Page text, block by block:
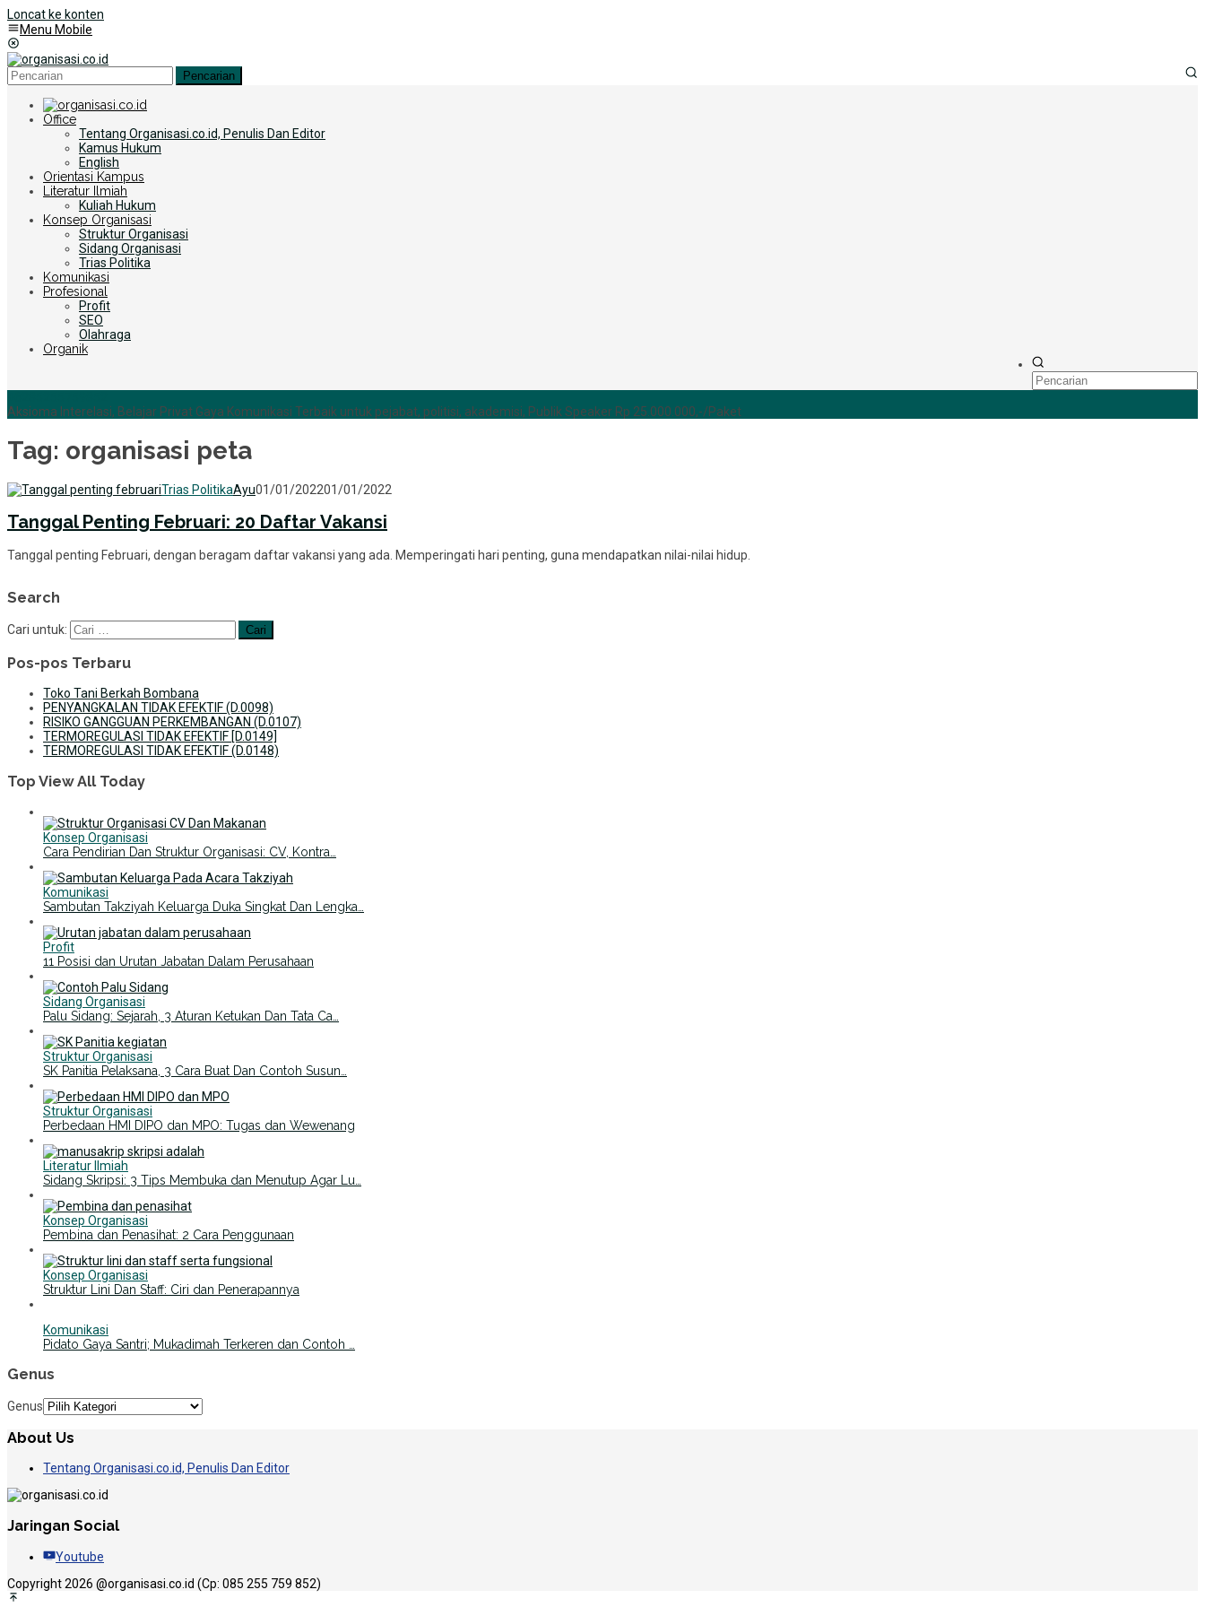
Loncat ke konten
Menu Mobile
Pencarian
Office
Tentang Organisasi.co.id, Penulis Dan Editor
Kamus Hukum
English
Orientasi Kampus
Literatur Ilmiah
Kuliah Hukum
Konsep Organisasi
Struktur Organisasi
Sidang Organisasi
Trias Politika
Komunikasi
Profesional
Profit
SEO
Olahraga
Organik
Aksioma Interelasi, Belajar Privat Gaya Komunikasi Terbaik untuk pejabat, politisi, akademisi, Publik Speaker Rp 25.000.000,-/Paket
Tag: organisasi peta
Trias PolitikaAyu01/01/202201/01/2022
Tanggal Penting Februari: 20 Daftar Vakansi
Tanggal penting Februari, dengan beragam daftar vakansi yang ada. Memperingati hari penting, guna mendapatkan nilai-nilai hidup.
Search
Cari untuk:
Pos-pos Terbaru
Toko Tani Berkah Bombana
PENYANGKALAN TIDAK EFEKTIF (D.0098)
RISIKO GANGGUAN PERKEMBANGAN (D.0107)
TERMOREGULASI TIDAK EFEKTIF [D.0149]
TERMOREGULASI TIDAK EFEKTIF (D.0148)
Top View All Today
Konsep Organisasi
Cara Pendirian Dan Struktur Organisasi: CV, Kontra…
Komunikasi
Sambutan Takziyah Keluarga Duka Singkat Dan Lengka…
Profit
11 Posisi dan Urutan Jabatan Dalam Perusahaan
Sidang Organisasi
Palu Sidang: Sejarah, 3 Aturan Ketukan Dan Tata Ca…
Struktur Organisasi
SK Panitia Pelaksana, 3 Cara Buat Dan Contoh Susun…
Struktur Organisasi
Perbedaan HMI DIPO dan MPO: Tugas dan Wewenang
Literatur Ilmiah
Sidang Skripsi: 3 Tips Membuka dan Menutup Agar Lu…
Konsep Organisasi
Pembina dan Penasihat: 2 Cara Penggunaan
Konsep Organisasi
Struktur Lini Dan Staff: Ciri dan Penerapannya
Komunikasi
Pidato Gaya Santri; Mukadimah Terkeren dan Contoh …
Genus
Genus
About Us
Tentang Organisasi.co.id, Penulis Dan Editor
Jaringan Social
Youtube
Copyright 2026 @organisasi.co.id (Cp: 085 255 759 852)